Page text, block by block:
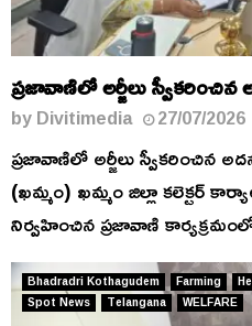
ప్రజావాణిలో అర్జీలు స్వీకరించిన
byDivitimedia 27/07/2026
ప్రజావాణిలో అర్జీలు స్వీకరించిన
(ఖమ్మం) ఖమ్మం జిల్లా కలెక్టర్
నిర్వహించిన ప్రజావాణి
Bhadradri Kothagudem Farming
Spot News
Telangana WELFARE